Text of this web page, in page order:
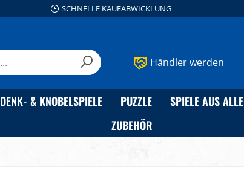
SCHNELLE KAUFABWICKLUNG
Händler werden
DENK- & KNOBELSPIELE PUZZLE SPIELE AUS
ZUBEHÖR